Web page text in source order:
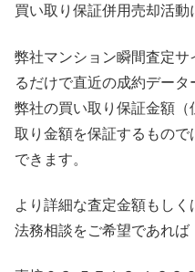
買い取り保証併用売却活動
弊社マンション瞬間査定
るだけで直近の成約デー
弊社の買い取り保証金額
取り金額を保証するもの
できます。
より詳細な査定金額もし
法務相談をご希望であれば